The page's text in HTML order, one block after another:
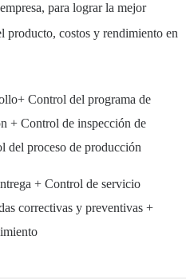
para lograr la mejor
producto, costos y rendimiento en
Control del programa de
+ Control de inspección de
del proceso de producción
+ Control de servicio
correctivas y preventivas +